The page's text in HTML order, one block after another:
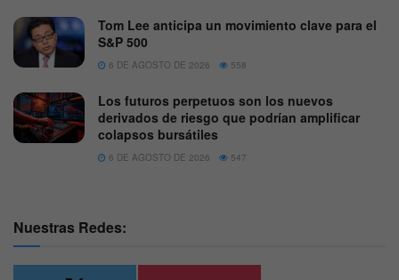
Tom Lee anticipa un movimiento clave para el
S&P 500
6 DE AGOSTO DE 2026 558
Los futuros perpetuos son los nuevos
derivados de riesgo que podrían amplificar
colapsos bursátiles
6 DE AGOSTO DE 2026 547
Nuestras Redes: